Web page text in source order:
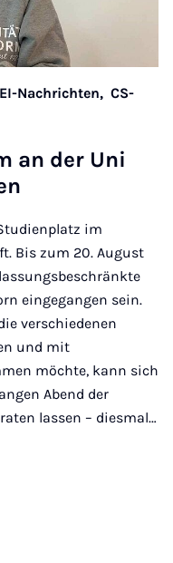
EI-Nachrichten, CS-
an der Uni
im
Bis zum 20. August
eingegangen sein.
verschiedenen
und mit
möchte, kann sich
Abend der
lassen – diesmal…